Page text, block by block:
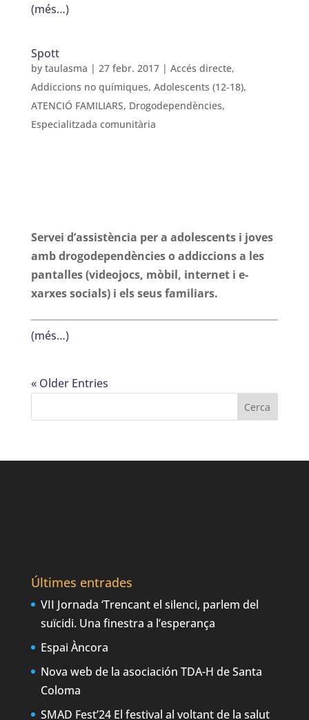
(més…)
Spott
by taulasma | 27 febr. 2017| Accés directe,
Addiccions no químiques, Adolescents (12-18),
ATENCIÓ FAMILIARS, Drogodependències,
Especialitzada comunitària
Servei d’assistència per a adolescents i joves
amb drogodependències o addiccions a les
pantalles (videojocs, mòbil, internet i e-
xarxes socials) i els seus familiars.
(més…)
« Older Entries
Últimes entrades
VII Jornada ‘Trencant el silenci, parlem del
suïcidi. Una finestra a l’esperança
Espai Àncora
Nova web de la asociación TDA-H de Santa
Coloma
SMAD Fest’24 El festival al voltant de la salut